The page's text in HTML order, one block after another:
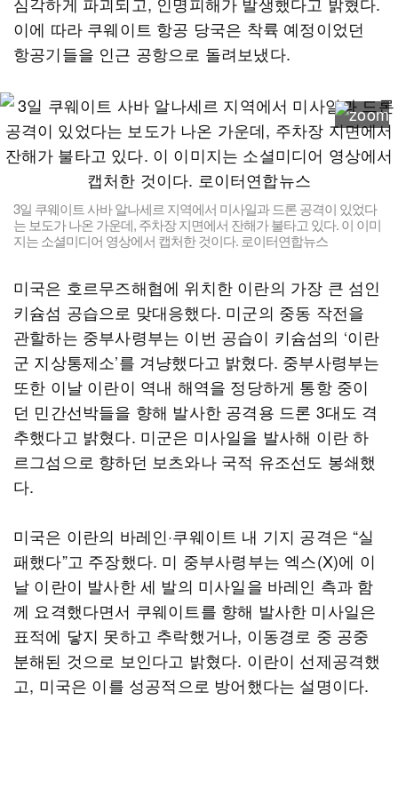
이에 따라 쿠웨이트 항공 당국은 착륙 예정이었던
항공기들을 인근 공항으로 돌려보냈다.
3일 쿠웨이트 사바 알나세르 지역에서 미사일과 드론 공격이 있었다
는 보도가 나온 가운데, 주차장 지면에서 잔해가 불타고 있다. 이 이미
지는 소셜미디어 영상에서 캡처한 것이다. 로이터연합뉴스
미국은 호르무즈해협에 위치한 이란의 가장 큰 섬인
키슘섬 공습으로 맞대응했다. 미군의 중동 작전을
관할하는 중부사령부는 이번 공습이 키슘섬의 ‘이란
군 지상통제소’를 겨냥했다고 밝혔다. 중부사령부는
또한 이날 이란이 역내 해역을 정당하게 통항 중이
던 민간선박들을 향해 발사한 공격용 드론 3대도 격
추했다고 밝혔다. 미군은 미사일을 발사해 이란 하
르그섬으로 향하던 보츠와나 국적 유조선도 봉쇄했
다.
미국은 이란의 바레인·쿠웨이트 내 기지 공격은 “실
패했다”고 주장했다. 미 중부사령부는 엑스(X)에 이
날 이란이 발사한 세 발의 미사일을 바레인 측과 함
께 요격했다면서 쿠웨이트를 향해 발사한 미사일은
표적에 닿지 못하고 추락했거나, 이동경로 중 공중
분해된 것으로 보인다고 밝혔다. 이란이 선제공격했
고, 미국은 이를 성공적으로 방어했다는 설명이다.